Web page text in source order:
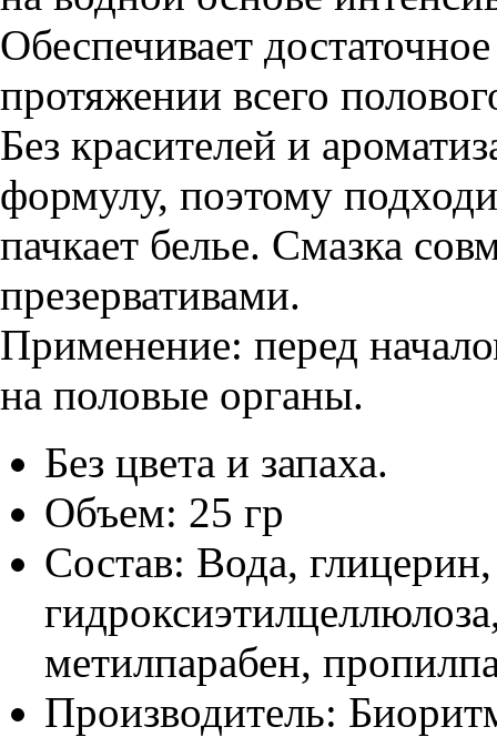
Обеспечивает
протяжении всего
Без красителей и
формулу, поэтому
пачкает белье. Смазка
презервативами.
Применение: перед
на половые органы.
Без цвета и запаха.
Объем: 25 гр
Состав: Вода,
метилпарабен,
Производитель: